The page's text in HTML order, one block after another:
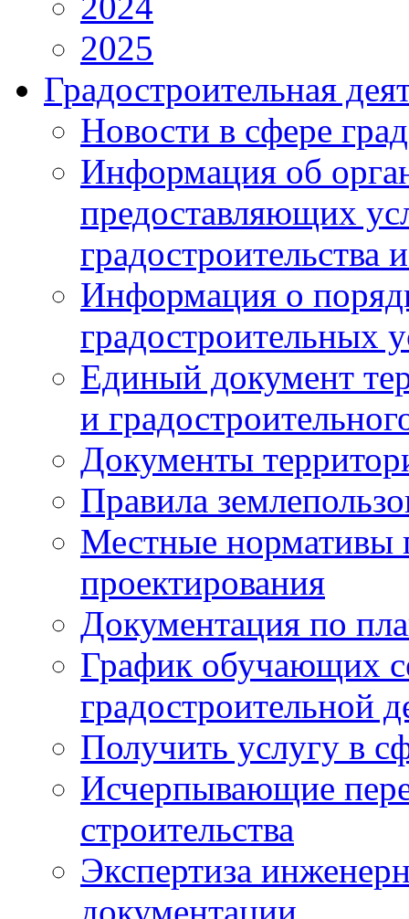
2025
Градостроительная
Новости в сфере
Информация об
предоставляющих
градостроительства
Информация о
градостроительных
Единый документ
и
Документы
Правила
Местные нормативы
проектирования
Документация по
График обучающих
градостроительной
Получить услугу в
Исчерпывающие
строительства
Экспертиза
документации